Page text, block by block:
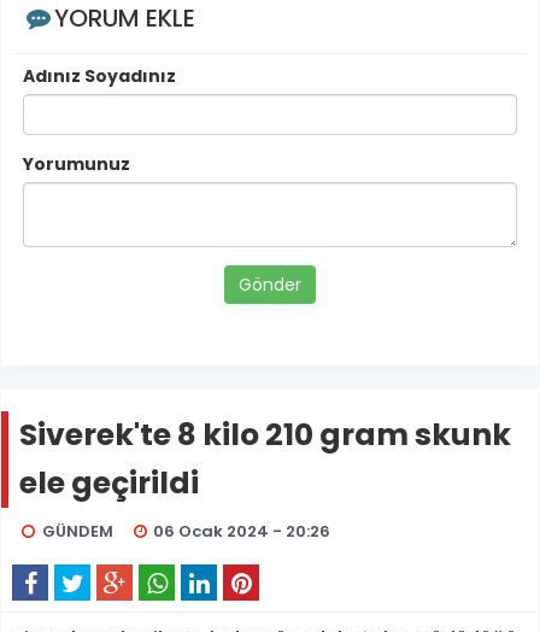
YORUM EKLE
Adınız Soyadınız
Yorumunuz
Gönder
Siverek'te 8 kilo 210 gram skunk
ele geçirildi
GÜNDEM 06 Ocak 2024 - 20:26